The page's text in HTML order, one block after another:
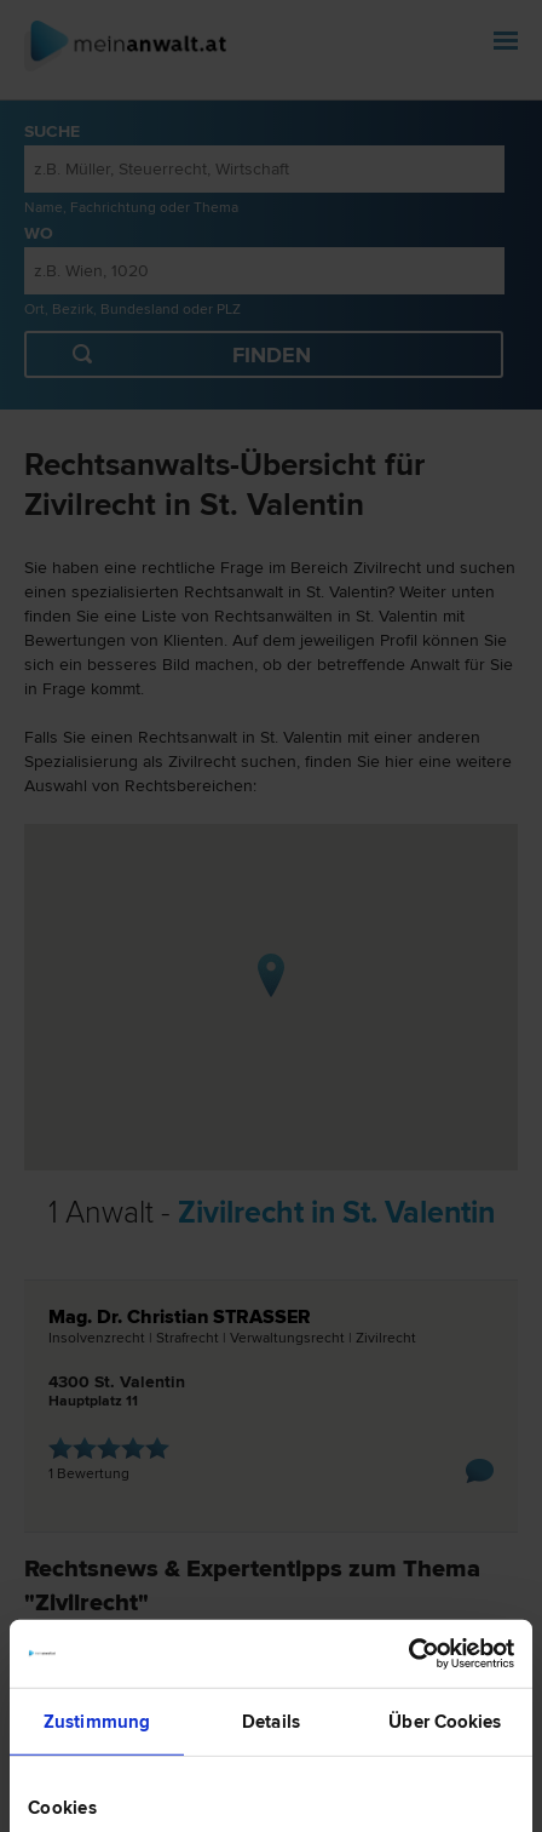
Zustimmung Details Über Cookies
Cookies
SUCHE
Name, Fachrichtung oder Thema
WO
Ort, Bezirk, Bundesland oder PLZ
Rechtsanwalts-Übersicht für
Zivilrecht in St. Valentin
Sie haben eine rechtliche Frage im Bereich Zivilrecht und suchen
einen spezialisierten Rechtsanwalt in St. Valentin? Weiter unten
finden Sie eine Liste von Rechtsanwälten in St. Valentin mit
Bewertungen von Klienten. Auf dem jeweiligen Profil können Sie
sich ein besseres Bild machen, ob der betreffende Anwalt für Sie
in Frage kommt.
Falls Sie einen Rechtsanwalt in St. Valentin mit einer anderen
Spezialisierung als Zivilrecht suchen, finden Sie hier eine weitere
Auswahl von Rechtsbereichen:
1 Anwalt - Zivilrecht in St. Valentin
Mag. Dr. Christian STRASSER
Insolvenz­recht | Straf­recht | Verwaltungs­recht | Zivil­recht
4300 St. Valentin
Hauptplatz 11
1 Bewertung
Rechtsnews & Expertentipps zum Thema
"Zivilrecht"
EXPERTENTIPP